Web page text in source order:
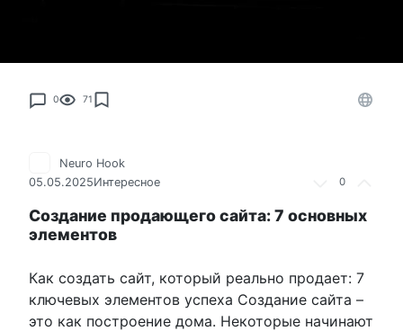
0 71
0
Neuro Hook
05.05.2025Интересное
Создание продающего сайта: 7 основных
элементов
Как создать сайт, который реально продает: 7
ключевых элементов успеха Создание сайта –
это как построение дома. Некоторые начинают